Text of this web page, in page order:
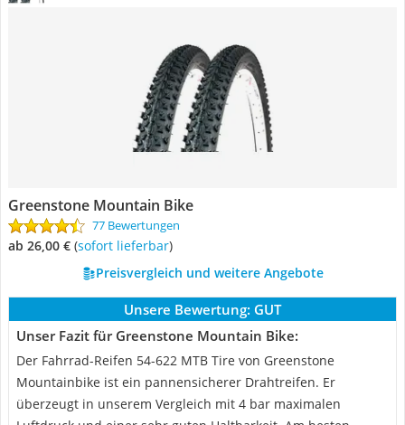
Greenstone Mountain Bike
77 Bewertungen
ab 26,00 € ( Sofort lieferbar)
Preisvergleich und weitere Angebote
Unsere Bewertung: GUT
Unser Fazit für Greenstone Mountain Bike:
Der Fahrrad-Reifen 54-622 MTB Tire von Greenstone
Mountainbike ist ein pannensicherer Drahtreifen. Er
überzeugt in unserem Vergleich mit 4 bar maximalen